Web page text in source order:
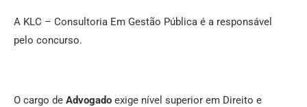
A KLC – Consultoria Em Gestão Pública é a responsável
pelo concurso.
O cargo de Advogado exige nível superior em Direito e